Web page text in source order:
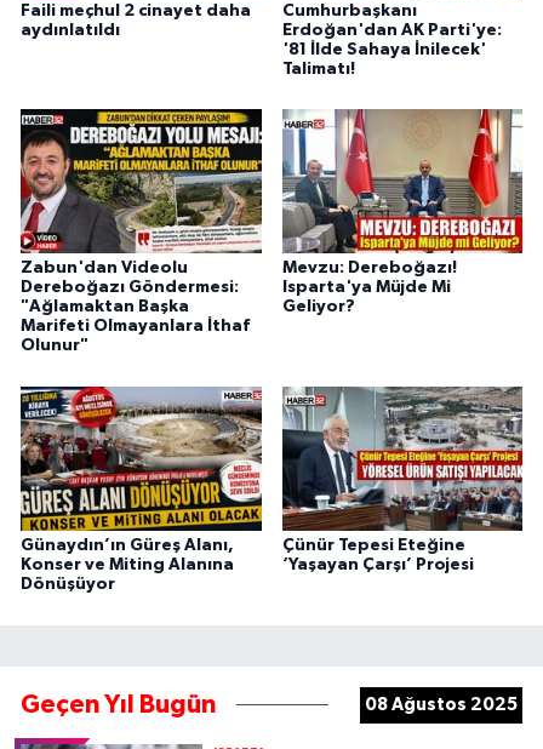
Faili meçhul 2 cinayet daha
aydınlatıldı
Cumhurbaşkanı
Erdoğan'dan AK Parti'ye:
'81 İlde Sahaya İnilecek'
Talimatı!
Zabun'dan Videolu
Dereboğazı Göndermesi:
"Ağlamaktan Başka
Marifeti Olmayanlara İthaf
Olunur"
Mevzu: Dereboğazı!
Isparta'ya Müjde Mi
Geliyor?
Günaydın’ın Güreş Alanı,
Konser ve Miting Alanına
Dönüşüyor
Çünür Tepesi Eteğine
‘Yaşayan Çarşı’ Projesi
Geçen Yıl Bugün 08 Ağustos 2025